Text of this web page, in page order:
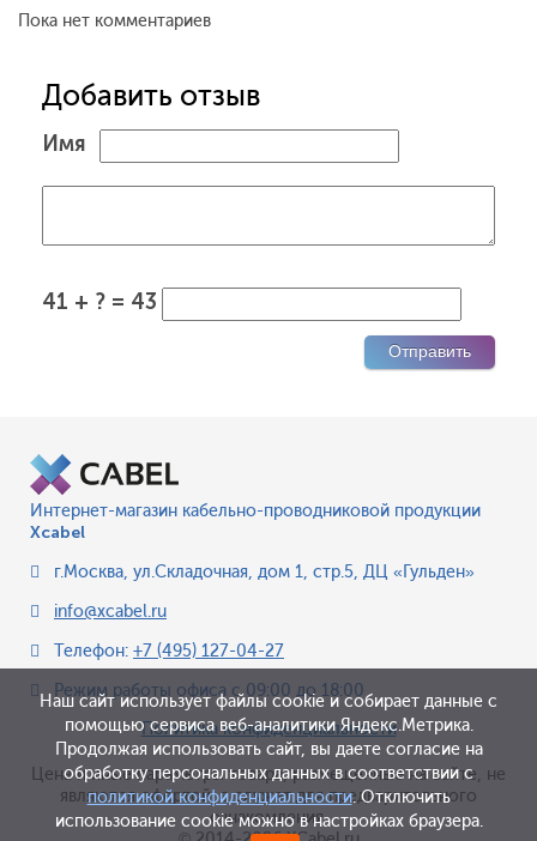
Пока нет комментариев
Добавить отзыв
Имя
41 + ? = 43
Интернет-магазин кабельно-проводниковой продукции
Xcabel
г.Москва, ул.Складочная, дом 1, стр.5, ДЦ «Гульден»
info@xcabel.ru
Телефон: +7 (495) 127-04-27
Режим работы офиса с 09:00 до 18:00
Политика конфиденциальности
Цена и иные параметры товара, размещенные на сайте, не
являются офертой, а служат для предварительного
ознакомления.
Наш сайт использует файлы cookie и собирает данные с
помощью сервиса веб-аналитики Яндекс.Метрика.
Продолжая использовать сайт, вы даете согласие на
обработку персональных данных в соответствии с
политикой конфиденциальности. Отключить
использование cookie можно в настройках браузера.